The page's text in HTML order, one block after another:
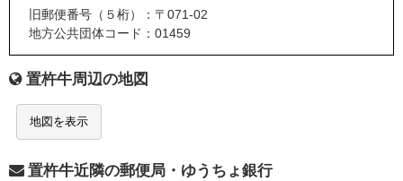
旧郵便番号（５桁）：〒071-02
地方公共団体コード：01459
置杵牛周辺の地図
地図を表示
置杵牛近隣の郵便局・ゆうちょ銀行